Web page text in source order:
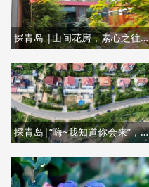
探青岛 |山间花房，素心之往，在这里体会“诗和远方”~
探青岛|“嗨~我知道你会来”，来这里面朝大海，静享美好时光